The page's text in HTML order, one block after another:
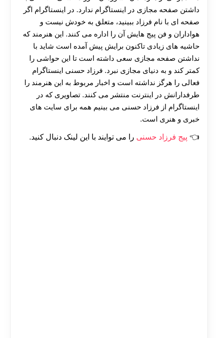
داشتن صفحه مجازی در اینستاگرام ندارد. در اینستاگرام اگر
صفحه ای با نام فرزاد ببینید، متعلق به خودش نیست و
هواداران و فن پیج هایش آن را اداره می کنند. این هنرمند که
حاشیه های زیادی تاکنون برایش پیش آمده است شاید با
نداشتن صفحه مجازی سعی داشته است تا این حواشی را
کمتر کند و به دنیای مجازی نبرد. فرزاد حسنی اینستاگرام
فعالی را هرگز نداشته است و اخبار مربوط به این هنرمند را
طرفدارانش در اینترنت منتشر می کنند. تصاویری که در
اینستاگرام از فرزاد حسنی می بینیم همه برای سایت های
خبری و هنری است.
پیج فرزاد حسنی را می توایند با این لینک دنبال کنید.